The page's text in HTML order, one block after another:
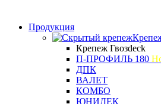
Продукция
Крепеж Гвозdeck
П-ПРОФИЛЬ 180
ДПК
ВАЛЕТ
КОМБО
ЮНИДЕК